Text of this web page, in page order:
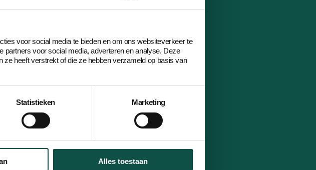
voor social media te bieden en om ons websiteverkeer te
voor social media, adverteren en analyse. Deze
heeft verstrekt of die ze hebben verzameld op basis van
Statistieken Marketing
Alles toestaan